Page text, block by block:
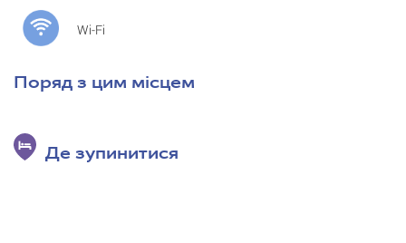
Wi-Fi
Поряд з цим місцем
Де зупинитися